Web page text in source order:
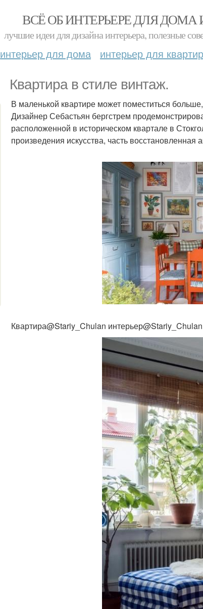
ВСЁ ОБ ИНТЕРЬЕРЕ ДЛЯ ДОМА
лучшие идеи для дизайна интерьера, полезные
интерьер для дома интерьер для
Квартира в стиле винтаж.
В маленькой квартире может поместиться
Дизайнер Себастьян бергстрем
расположенной в историческом квартале в
произведения искусства, часть восстановленная
Квартира@Stariy_Chulan